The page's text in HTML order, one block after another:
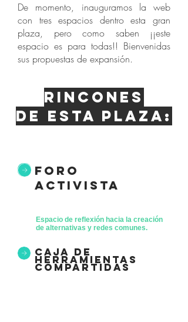
Rincones
de esta plaza:
De momento, inauguramos la web
con tres espacios dentro esta gran
plaza, pero como saben ¡¡este
espacio es para todas!! Bienvenidas
sus propuestas de expansión.
foro
activista
Espacio de reflexión hacia la creación
de alternativas y redes comunes.
caja de
herramientas
compartidas